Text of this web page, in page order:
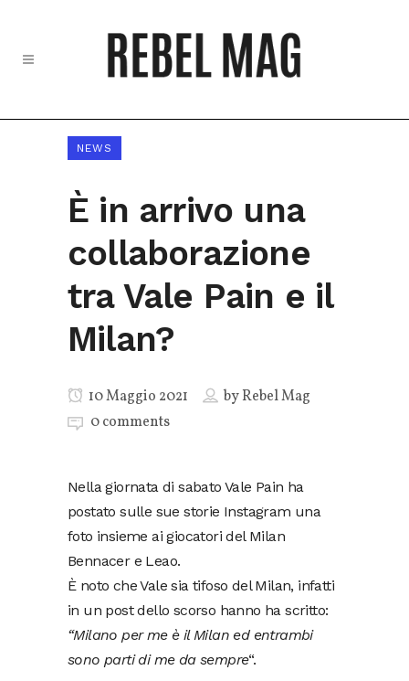
NEWS
È in arrivo una
collaborazione
tra Vale Pain e il
Milan?
10 Maggio 2021 byRebel Mag
0 comments
Nella giornata di sabato Vale Pain ha
postato sulle sue storie Instagram una
foto insieme ai giocatori del Milan
Bennacer e Leao.
È noto che Vale sia tifoso del Milan, infatti
in un post dello scorso hanno ha scritto:
“Milano per me è il Milan ed entrambi
sono parti di me da sempre“.